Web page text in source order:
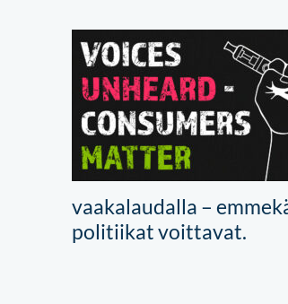
vaakalaudalla –
politiikat voittavat.